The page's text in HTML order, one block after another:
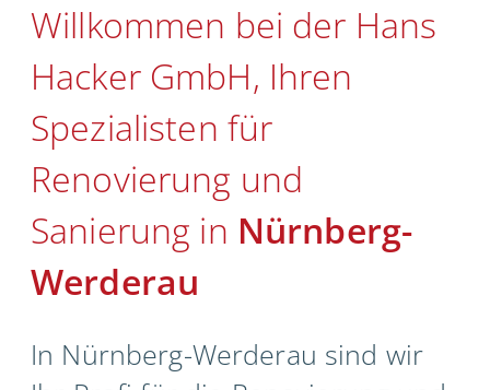
Fenster & Türen
Außenanlagen
Maurer- & Betonarbeiten
Unternehmen
Kontakt
Willkommen bei der Hans
Hacker GmbH, Ihren
Spezialisten für
Renovierung und
Sanierung in Nürnberg-
Werderau
In Nürnberg-Werderau sind wir